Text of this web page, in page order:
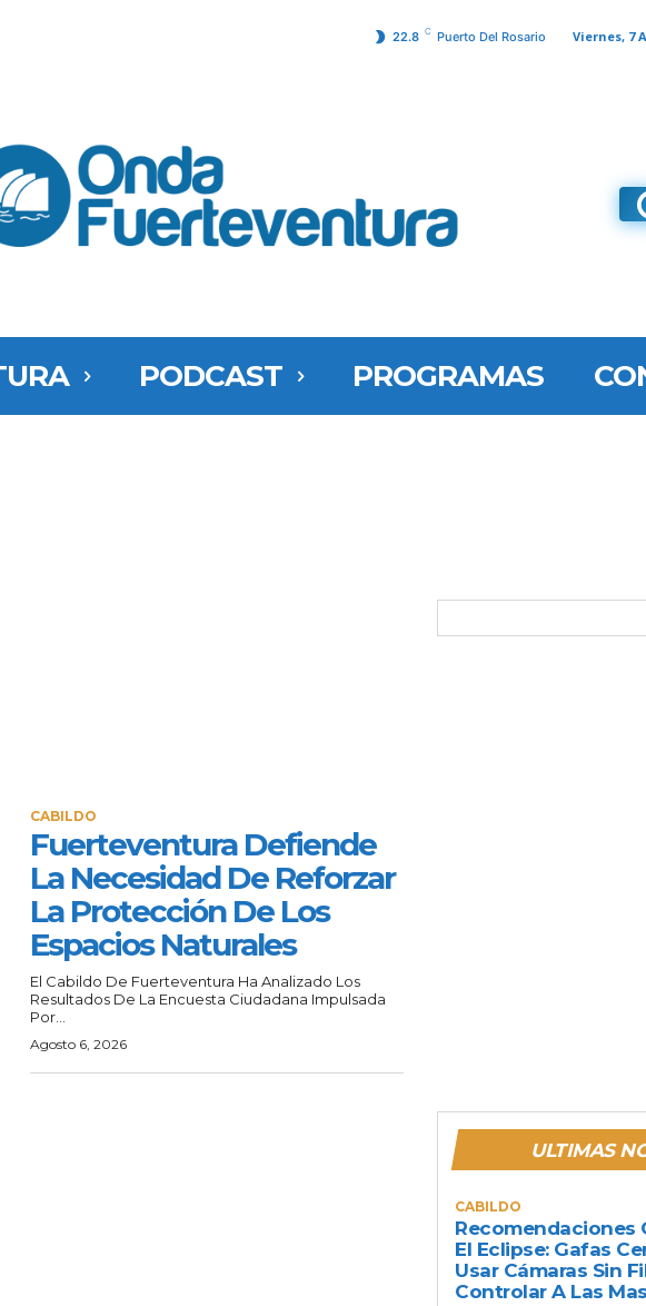
22.8 C Puerto Del Rosario Viernes, 7
PODCAST PROGRAMAS
CABILDO
Fuerteventura Defiende
La Necesidad De Reforzar
La Protección De Los
Espacios Naturales
El Cabildo De Fuerteventura Ha Analizado Los
Resultados De La Encuesta Ciudadana Impulsada
Por...
Agosto 6, 2026
ULTIMAS
CABILDO
Recomendaciones
El Eclipse: Gafas
Usar Cámaras Sin
Controlar A Las